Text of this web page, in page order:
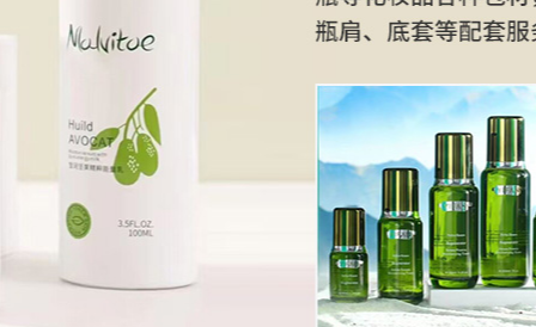
玻璃瓶
拉管瓶